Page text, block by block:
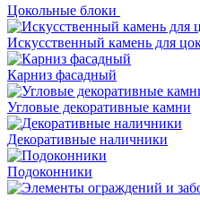
Цокольные блоки
Искусственный камень для
Карниз фасадный
Угловые декоративные камни
Декоративные наличники
Подоконники